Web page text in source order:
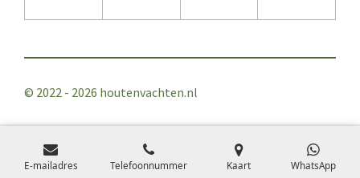
© 2022 - 2026 houtenvachten.nl
E-mailadres Telefoonnummer Kaart WhatsApp